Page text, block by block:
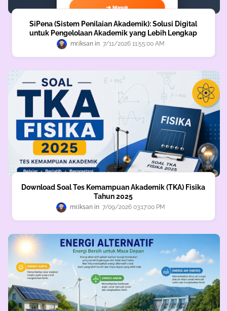
SiPena (Sistem Penilaian Akademik): Solusi Digital
untuk Pengelolaan Akademik yang Lebih Lengkap
mr.iksan 7/11/2026 11:55:00 AM
Download Soal Tes Kemampuan Akademik (TKA) Fisika
Tahun 2025
mr.iksan 7/09/2026 03:17:00 PM